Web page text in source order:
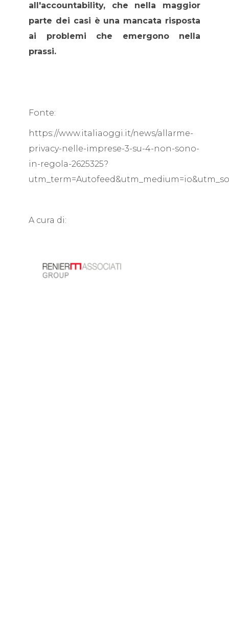
all'accountability, che nella maggior
parte dei casi è una mancata risposta
ai problemi che emergono nella
prassi.
Fonte:
https://www.italiaoggi.it/news/allarme-
privacy-nelle-imprese-3-su-4-non-sono-
in-regola-2625325?
A cura di: